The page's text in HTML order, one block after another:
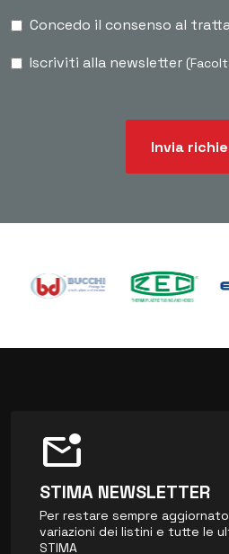
Concedo il consenso al
Iscriviti alla newsletter
Invia
mark_email_unread
STIMA NEWSLETTER
Per restare sempre
variazioni dei listini e tutte le
STIMA